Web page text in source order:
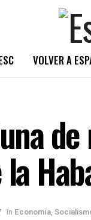
VOLVER A
in Economía,